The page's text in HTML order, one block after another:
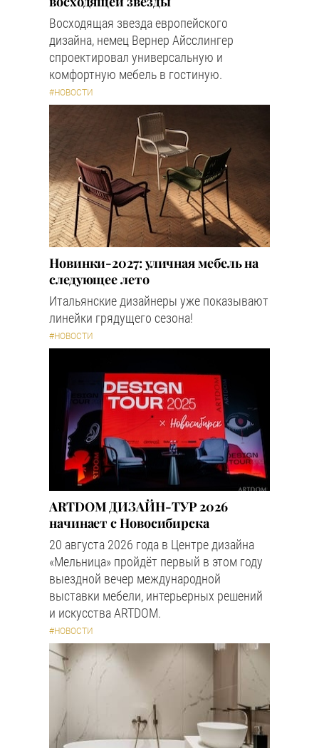
Восходящая звезда европейского
дизайна, немец Вернер Айсслингер
спроектировал универсальную и
комфортную мебель в гостиную.
#НОВОСТИ
Новинки-2027: уличная мебель на
следующее лето
Итальянские дизайнеры уже показывают
линейки грядущего сезона!
#НОВОСТИ
ARTDOM ДИЗАЙН-ТУР 2026
начинает с Новосибирска
20 августа 2026 года в Центре дизайна
«Мельница» пройдёт первый в этом году
выездной вечер международной
выставки мебели, интерьерных решений
и искусства ARTDOM.
#НОВОСТИ